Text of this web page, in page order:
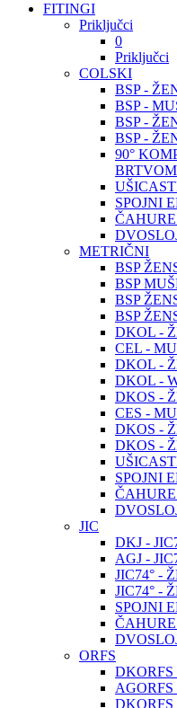
FITINGI
Priključci
0
Priključci
COLSKI
BSP -
BSP -
BSP -
BSP -
90°
BRTVOM
SPOJNI
METRIČNI
BSP
BSP
BSP
BSP
DKOL -
CEL -
DKOL -
DKOL -
DKOS -
CES -
DKOS -
DKOS -
SPOJNI
JIC
DKJ -
AGJ -
JIC74° -
JIC74° -
SPOJNI
ORFS
DKORFS